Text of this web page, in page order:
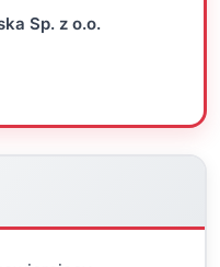
Sp. z o.o.